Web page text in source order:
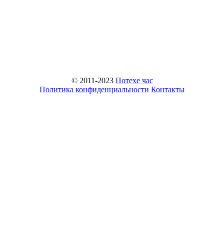
© 2011-2023 Потехе час
Политика конфиденциальности Контакты